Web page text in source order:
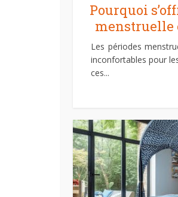
Pourquoi
menstruelle
Les périodes
inconfortables pour
ces...